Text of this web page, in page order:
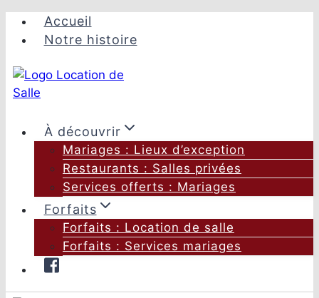
Aller
Accueil
Notre histoire
À découvrir
Mariages : Lieux d’exception
Restaurants : Salles privées
Services offerts : Mariages
Forfaits
Forfaits : Location de salle
Forfaits : Services mariages